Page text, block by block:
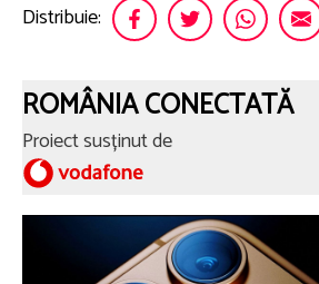
Distribuie:
ROMÂNIA CONECTATĂ
Proiect susținut de